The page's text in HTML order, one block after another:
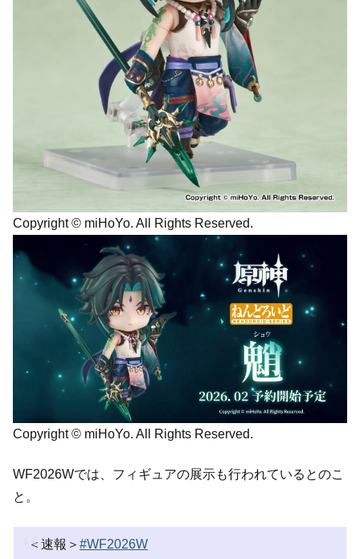
Copyright © miHoYo. All Rights Reserved.
Copyright © miHoYo. All Rights Reserved.
WF2026Wでは、フィギュアの展示も行われているとのこ
と。
＜速報＞ #WF2026W